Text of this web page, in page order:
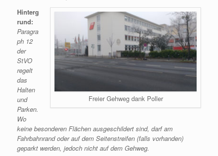
Freier Gehweg dank Poller
Hinterg
rund:
Paragra
ph 12
der
StVO
regelt
das
Halten
und
Parken.
Wo
keine besonderen Flächen ausgeschildert sind, darf am
Fahrbahnrand oder auf dem Seitenstreifen (falls vorhanden)
geparkt werden, jedoch nicht auf dem Gehweg.